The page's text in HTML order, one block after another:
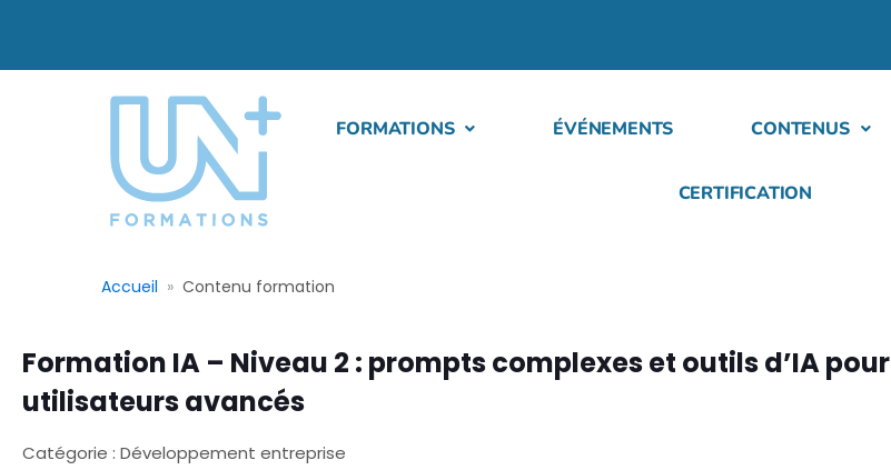
FORMATIONS ÉVÉNEMENTS CONTENUS
CERTIFICATION
Accueil Contenu formation
Formation IA – Niveau 2 : prompts complexes et outils d’IA pour
utilisateurs avancés
Catégorie : Développement entreprise